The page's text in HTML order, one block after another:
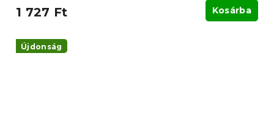
1 727 Ft Kosárba
Újdonság